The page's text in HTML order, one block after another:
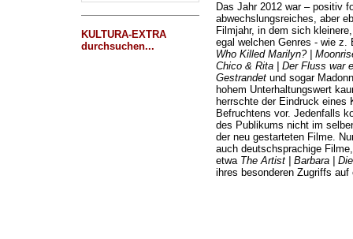
KULTURA-EXTRA
durchsuchen...
Das Jahr 2012 war – positiv
abwechslungsreiches, aber
Filmjahr, in dem sich
egal welchen Genres - wie z.
Who Killed Marilyn? |
Chico & Rita | Der Fluss war
Gestrandetund sogar
hohem Unterhaltungswert
herrschte der Eindruck eines
Befruchtens vor. Jedenfalls
des Publikums nicht im
der neu gestarteten Filme.
auch deutschsprachige
etwa The Artist | Barbara |
ihres besonderen Zugriffs